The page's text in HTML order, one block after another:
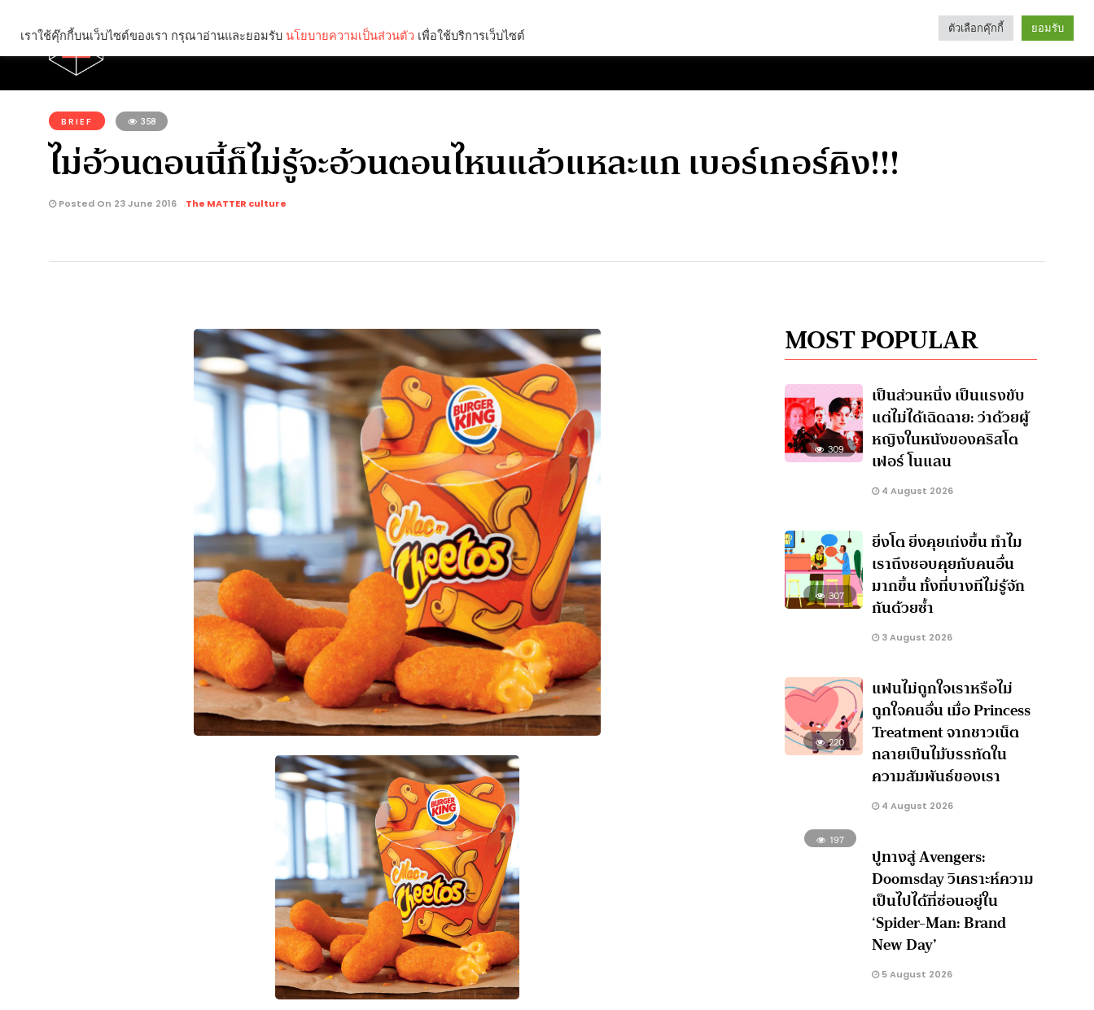
Categories
คุณกำลังอ่าน:
BRIEF 358
ไม่อ้วนตอนนี้ก็ไม่รู้จะอ้วนตอนไหนแล้วแหละแก เบอร์เกอร์คิง!!!
Posted On 23 June 2016 The MATTER culture
MOST POPULAR
309
เป็นส่วนหนึ่ง เป็นแรงขับ
แต่ไม่ได้เฉิดฉาย: ว่าด้วยผู้
หญิงในหนังของคริสโต
เฟอร์ โนแลน
4 August 2026
307
ยิ่งโต ยิ่งคุยเก่งขึ้น ทำไม
เราถึงชอบคุยกับคนอื่น
มากขึ้น ทั้งที่บางทีไม่รู้จัก
กันด้วยซ้ำ
3 August 2026
220
แฟนไม่ถูกใจเราหรือไม่
ถูกใจคนอื่น เมื่อ Princess
Treatment จากชาวเน็ต
กลายเป็นไม้บรรทัดใน
ความสัมพันธ์ของเรา
4 August 2026
197
ปูทางสู่ Avengers:
Doomsday วิเคราะห์ความ
เป็นไปได้ที่ซ่อนอยู่ใน
‘Spider-Man: Brand
New Day’
5 August 2026
เราใช้คุ๊กกี้บนเว็บไซต์ของเรา กรุณาอ่านและยอมรับ นโยบายความเป็นส่วนตัว เพื่อใช้บริการเว็บไซต์ ตัวเลือกคุ๊กกี้ ยอมรับ